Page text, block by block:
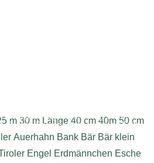
m 30 m Länge 40 cm 40m 50 cm
Auerhahn Bank Bär Bär klein
Engel Erdmännchen Esche
Programmierung, Webhosting
Roman Baumgartner | www.dieSeite.at